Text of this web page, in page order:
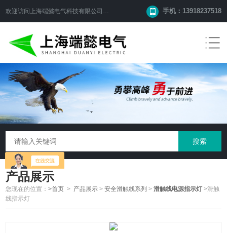
欢迎访问 上海端懿电气科技有限公司 网站！ 手机：13918237518
产品展示
您现在的位置：>首页 > 产品展示 >安全滑触线系列 >滑触线电源指示灯 >滑触
线指示灯